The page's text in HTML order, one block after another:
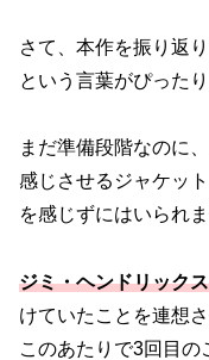
さて、本作を振り返
という言葉がぴった
まだ準備段階なのに
感じさせるジャケッ
を感じずにはいられま
ジミ・ヘンドリックス
けていたことを連想
このあたりで3回目の